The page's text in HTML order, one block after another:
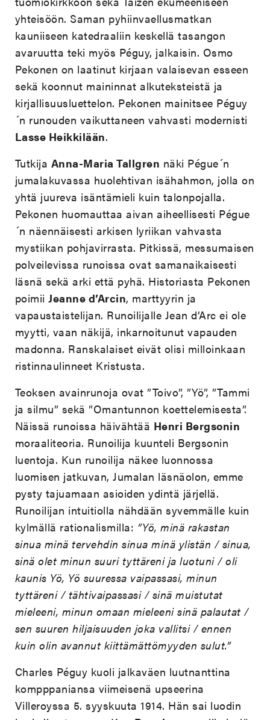
yhteisöön. Saman pyhiinvaellusmatkan
kauniiseen katedraaliin keskellä tasangon
avaruutta teki myös Péguy, jalkaisin. Osmo
Pekonen on laatinut kirjaan valaisevan esseen
sekä koonnut maininnat alkuteksteistä ja
kirjallisuusluettelon. Pekonen mainitsee Péguy
´n runouden vaikuttaneen vahvasti modernisti
Lasse Heikkilään.
Tutkija Anna-Maria Tallgren näki Pégue´n
jumalakuvassa huolehtivan isähahmon, jolla on
yhtä juureva isäntämieli kuin talonpojalla.
Pekonen huomauttaa aivan aiheellisesti Pégue
´n näennäisesti arkisen lyriikan vahvasta
mystiikan pohjavirrasta. Pitkissä, messumaisen
polveilevissa runoissa ovat samanaikaisesti
läsnä sekä arki että pyhä. Historiasta Pekonen
poimiiJeanne d’Arcin, marttyyrin ja
vapaustaistelijan. Runoilijalle Jean d’Arc ei ole
myytti, vaan näkijä, inkarnoitunut vapauden
madonna. Ranskalaiset eivät olisi milloinkaan
ristinnaulinneet Kristusta.
Teoksen avainrunoja ovat ”Toivo”, ”Yö”, ”Tammi
ja silmu” sekä ”Omantunnon koettelemisesta”.
Näissä runoissa häivähtää Henri Bergsonin
moraaliteoria. Runoilija kuunteli Bergsonin
luentoja. Kun runoilija näkee luonnossa
luomisen jatkuvan, Jumalan läsnäolon, emme
pysty tajuamaan asioiden ydintä järjellä.
Runoilijan intuitiolla nähdään syvemmälle kuin
kylmällä rationalismilla: ”Yö, minä rakastan
sinua minä tervehdin sinua minä ylistän / sinua,
sinä olet minun suuri tyttäreni ja luotuni / oli
kaunis Yö, Yö suuressa vaipassasi, minun
tyttäreni / tähtivaipassasi / sinä muistutat
mieleeni, minun omaan mieleeni sinä palautat /
sen suuren hiljaisuuden joka vallitsi / ennen
kuin olin avannut kiittämättömyyden sulut.”
Charles Péguy kuoli jalkaväen luutnanttina
kompppaniansa viimeisenä upseerina
Villeroyssa 5. syyskuuta 1914. Hän sai luodin